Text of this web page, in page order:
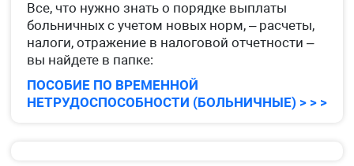
Все, что нужно знать о порядке выплаты
больничных с учетом новых норм, – расчеты,
налоги, отражение в налоговой отчетности –
вы найдете в папке:
ПОСОБИЕ ПО ВРЕМЕННОЙ
НЕТРУДОСПОСОБНОСТИ (БОЛЬНИЧНЫЕ) > > >